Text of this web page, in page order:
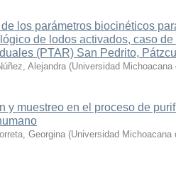
los parámetros biocinéticos
de lodos activados, caso
(PTAR) San Pedrito,
Alejandra (Universidad
y muestreo en el proceso de
Georgina (Universidad